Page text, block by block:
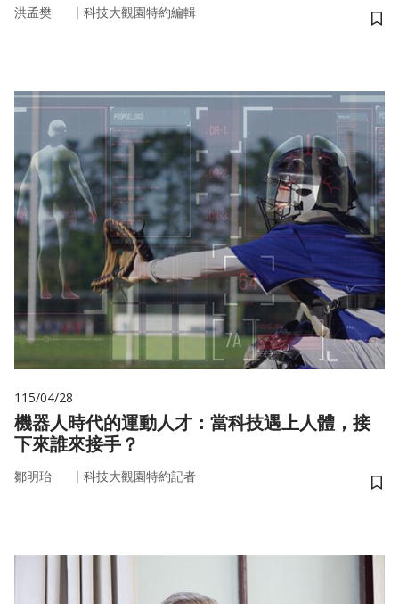
洪孟樊 ｜ 科技大觀園特約編輯
儲
115/04/28
機器人時代的運動人才：當科技遇上人體，接
下來誰來接手？
鄒明珆 ｜ 科技大觀園特約記者
儲